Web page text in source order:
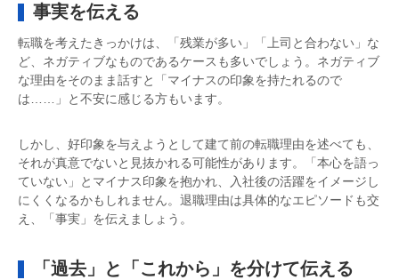
事実を伝える
転職を考えたきっかけは、「残業が多い」「上司と合わない」な
ど、ネガティブなものであるケースも多いでしょう。ネガティブ
な理由をそのまま話すと「マイナスの印象を持たれるので
は……」と不安に感じる方もいます。
しかし、好印象を与えようとして建て前の転職理由を述べても、
それが真意でないと見抜かれる可能性があります。「本心を語っ
ていない」とマイナス印象を抱かれ、入社後の活躍をイメージし
にくくなるかもしれません。退職理由は具体的なエピソードも交
え、「事実」を伝えましょう。
「過去」と「これから」を分けて伝える